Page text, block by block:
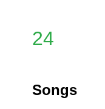
24
Songs